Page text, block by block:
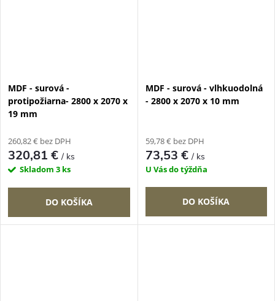
MDF - surová -
protipožiarna- 2800 x 2070 x
19 mm
260,82 € bez DPH
320,81 €/ ks
Skladom 3 ks
DO KOŠÍKA
MDF - surová - vlhkuodolná
- 2800 x 2070 x 10 mm
59,78 € bez DPH
73,53 €/ ks
U Vás do týždňa
DO KOŠÍKA